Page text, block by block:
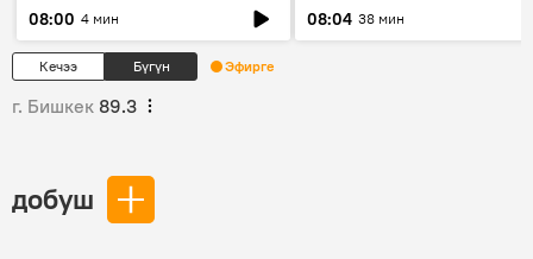
08:00 4 мин
08:04 38 мин
Кечээ Бүгүн Эфирге
г. Бишкек 89.3
добуш